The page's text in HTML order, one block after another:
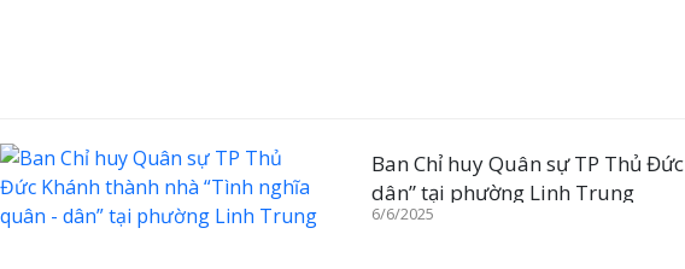
Ban Chỉ huy Quân sự TP Thủ Đức Khánh thành nhà “Tình nghĩa quân -
dân” tại phường Linh Trung
6/6/2025